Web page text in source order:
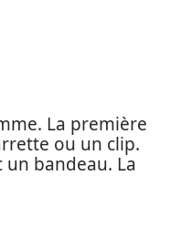
La première
ou un clip.
un bandeau. La